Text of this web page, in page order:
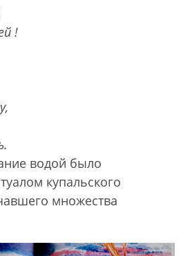
!
водой было
купальского
множества